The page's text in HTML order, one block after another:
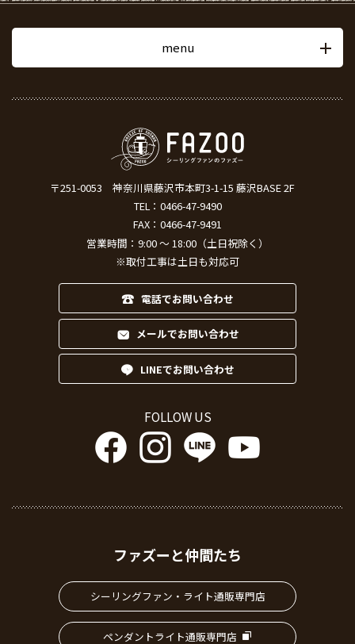
menu
〒251-0053
神奈川県藤沢市本町3-1-15 藤沢BASE 2F
TEL： 0466-47-9490
FAX：0466-47-9491
営業時間：9:00 ～ 18:00（土日祝除く）
※取付工事は土日も対応可
電話でお問い合わせ
メールでお問い合わせ
LINEでお問い合わせ
FOLLOW US
ファズーと仲間たち
シーリングファン・ライト通販専門店
ペンダントライト通販専門店